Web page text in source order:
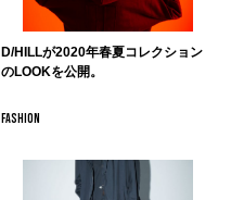
D/HILLが2020年春夏コレクション
のLOOKを公開。
FASHION